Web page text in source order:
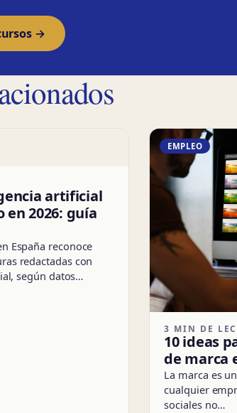
→
artificial
en 2026: guía
España reconoce
redactadas con
según datos…
EMPLEO
3 MIN DE
10 ideas
de marca
La marca es
cualquier
sociales no…